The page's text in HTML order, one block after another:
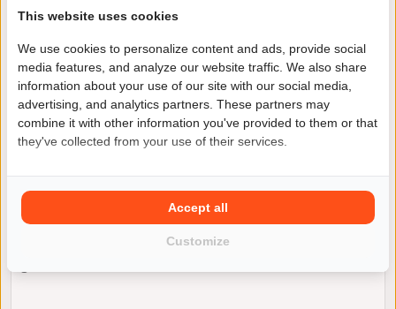
Gewicht, zithouding en
comfort
Niet alleen de cijfers, maar vooral het gevoel telt.
Tijdens een proefrit merk je snel of de balans en het
gewicht passen bij wat jij prettig vindt in de garage,
zithoogte en de positie van voetsteunen en stuur,
zodat je houding niet geforceerd is. Comfort wordt
daarnaast sterk bepaald door zadel, veringafstelling
en eventuele accessoires die een vorige eigenaar
This website uses cookies
We use cookies to personalize content and ads, provide social
media features, and analyze our website traffic. We also share
information about your use of our site with our social media,
advertising, and analytics partners. These partners may
combine it with other information you've provided to them or that
they've collected from your use of their services.
Customize
Accept all